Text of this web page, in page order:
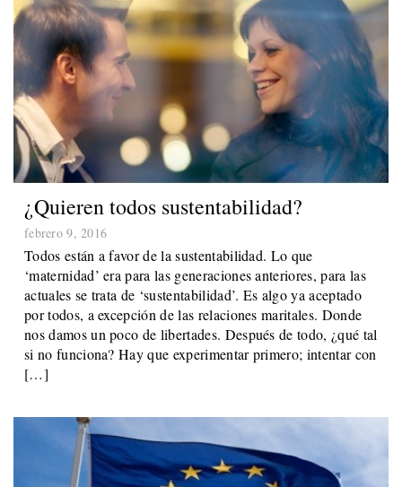
¿Quieren todos sustentabilidad?
febrero 9, 2016
Todos están a favor de la sustentabilidad. Lo que
‘maternidad’ era para las generaciones anteriores, para las
actuales se trata de ‘sustentabilidad’. Es algo ya aceptado
por todos, a excepción de las relaciones maritales. Donde
nos damos un poco de libertades. Después de todo, ¿qué tal
si no funciona? Hay que experimentar primero; intentar con
[…]